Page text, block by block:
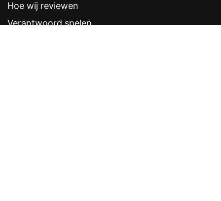
Hoe wij reviewen
Verantwoord spelen